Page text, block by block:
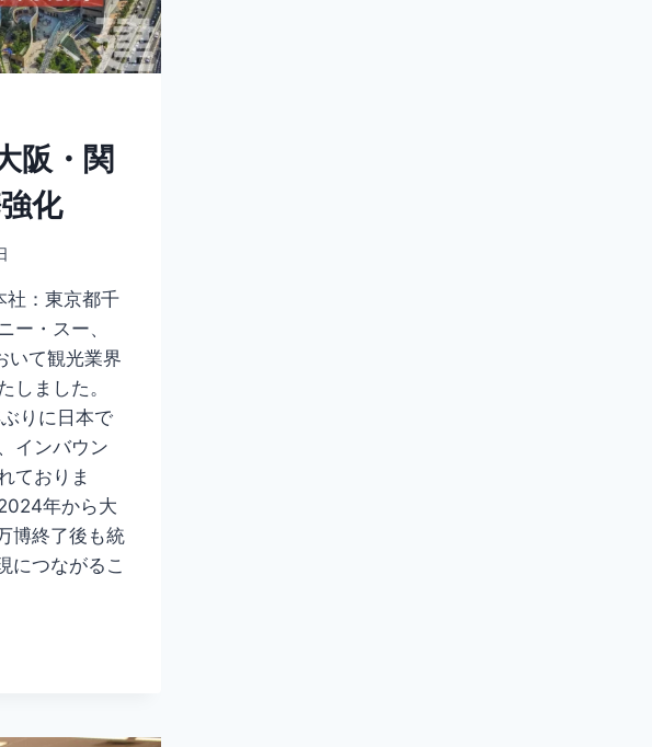
阪・関
化
社：東京都千
ー・スー、
いて観光業界
しました。
りに日本で
インバウン
ておりま
年から大
博終了後も統
につながるこ